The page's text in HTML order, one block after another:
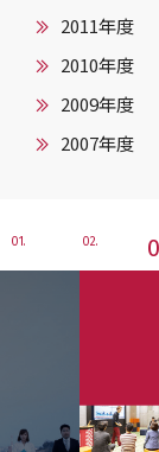
2011年度
2010年度
2009年度
2007年度
1 2